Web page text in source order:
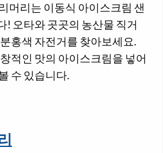
머리는 이동식 아이스크림 샌
! 오타와 곳곳의 농산물 직거
홍색 자전거를 찾아보세요.
적인 맛의 아이스크림을 넣어
수 있습니다.